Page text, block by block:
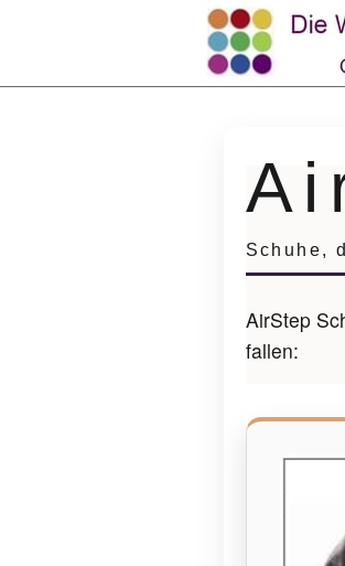
Schuhe,
AirStep
fallen: